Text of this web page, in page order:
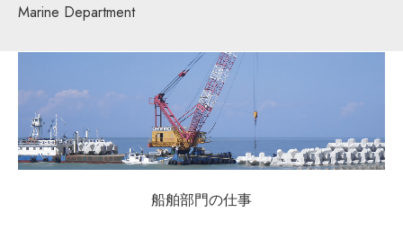
Marine Department
船舶部門の仕事